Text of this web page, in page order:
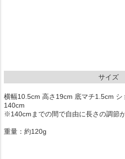
サイズ
横幅10.5cm 高さ19cm 底マチ1.5cm シ
140cm
※140cmまでの間で自由に長さの調節が
重量：約120g